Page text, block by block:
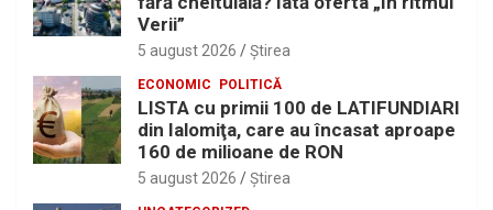
Verii”
5 august 2026 Ştirea
ECONOMIC POLITICĂ
LISTA cu primii 100 de LATIFUNDIARI
din Ialomiţa, care au încasat aproape
160 de milioane de RON
5 august 2026 Ştirea